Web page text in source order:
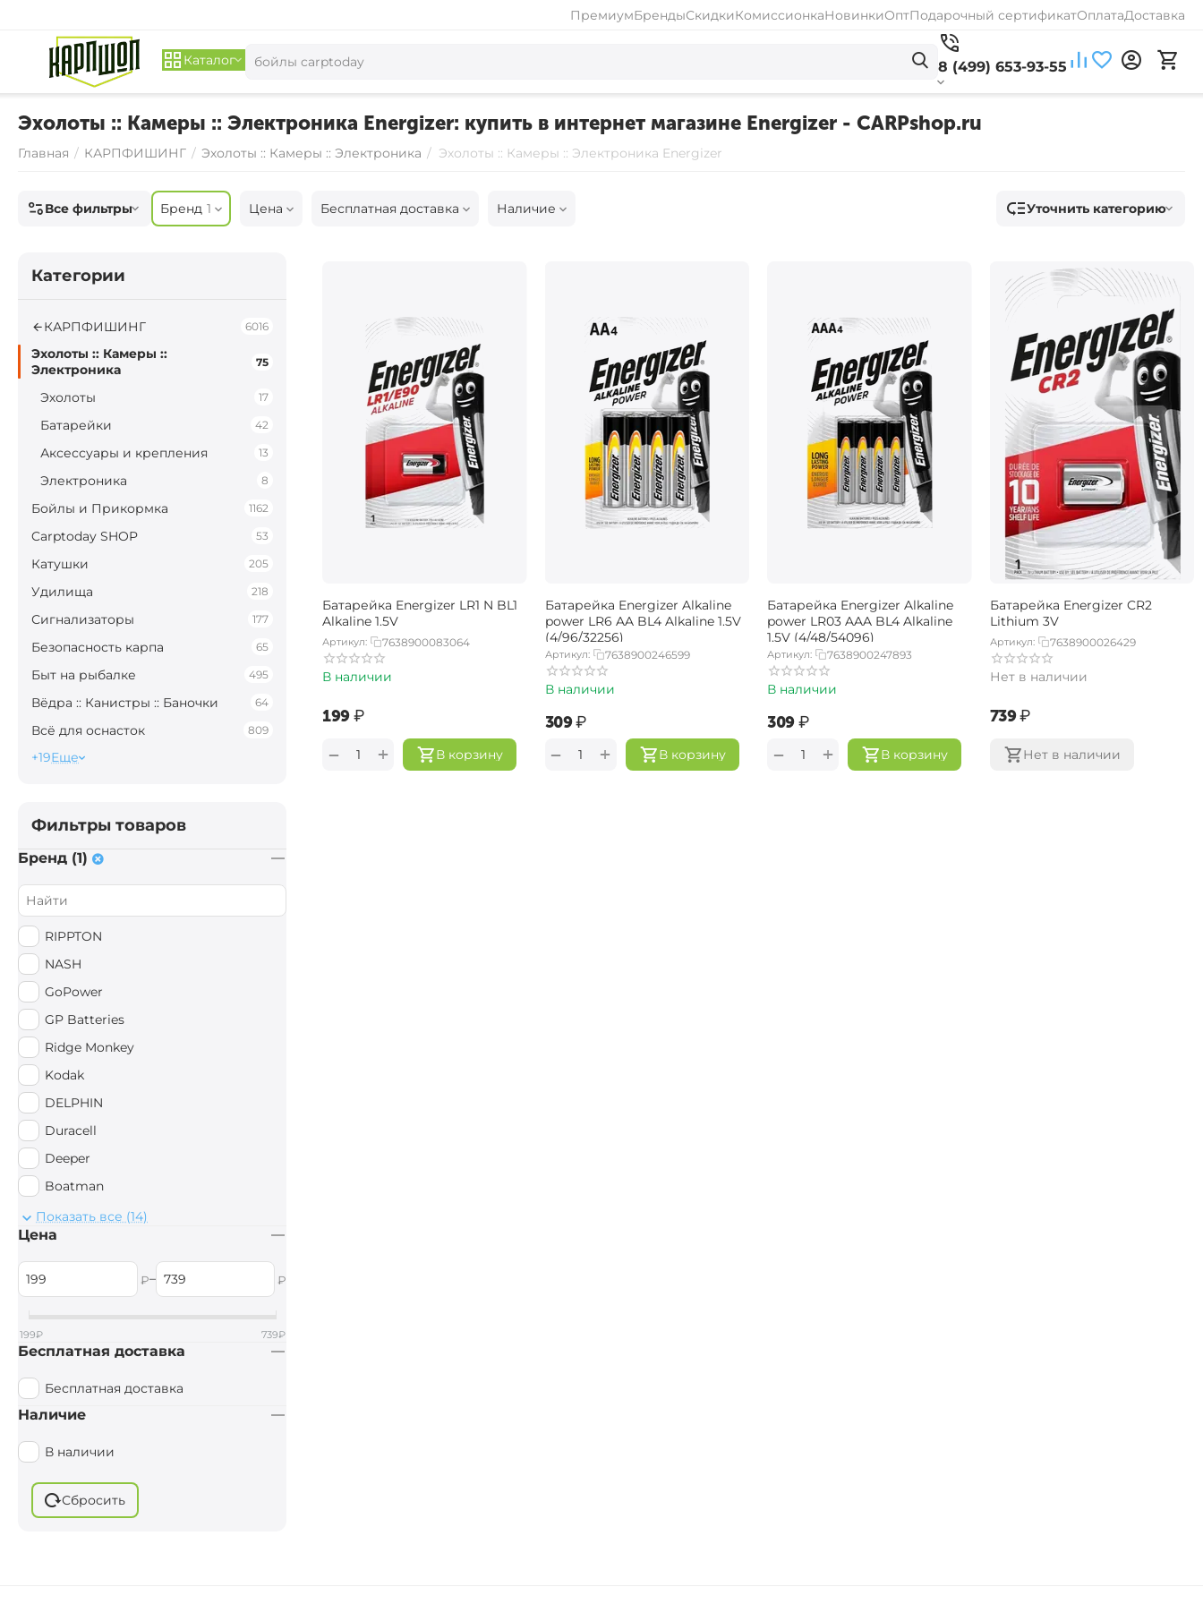
ПремиумБрендыСкидкиКомиссионкаНовинкиОптПодарочный сертификатОплатаДоставка
Каталог 8 (499) 653-93-55
Эхолоты :: Камеры :: Электроника Energizer: купить в интернет магазине Energizer - CARPshop.ru
Главная / КАРПФИШИНГ / Эхолоты :: Камеры :: Электроника / Эхолоты :: Камеры :: Электроника Energizer
Все фильтры Бренд 1 Цена Бесплатная доставка Наличие Уточнить категорию
Батарейка Energizer LR1 N BL1
Alkaline 1.5V
Артикул: 7638900083064
В наличии
‍199‍₽
В корзину
+
−
Батарейка Energizer Alkaline
power LR6 AA BL4 Alkaline 1.5V
(4/96/32256)
Артикул: 7638900246599
В наличии
‍309‍₽
В корзину
+
−
Батарейка Energizer Alkaline
power LR03 AAA BL4 Alkaline
1.5V (4/48/54096)
Артикул: 7638900247893
В наличии
‍309‍₽
В корзину
+
−
Батарейка Energizer CR2
Lithium 3V
Артикул: 7638900026429
Нет в наличии
‍739‍₽
Нет в наличии
Категории
КАРПФИШИНГ 6016
Эхолоты :: Камеры ::
Электроника
75
Эхолоты 17
Батарейки 42
Аксессуары и крепления 13
Электроника 8
Бойлы и Прикормка 1162
Carptoday SHOP 53
Катушки 205
Удилища 218
Сигнализаторы 177
Безопасность карпа 65
Быт на рыбалке 495
Вёдра :: Канистры :: Баночки 64
Всё для оснасток 809
+19Еще
Фильтры товаров
Бренд (1)
RIPPTON
NASH
GoPower
GP Batteries
Ridge Monkey
Kodak
DELPHIN
Duracell
Deeper
Boatman
Water Wolf
Varta
Energizer
Показать все (14)
Цена
₽– ₽
199₽ 739₽
Бесплатная доставка
Бесплатная доставка
Наличие
В наличии
Сбросить